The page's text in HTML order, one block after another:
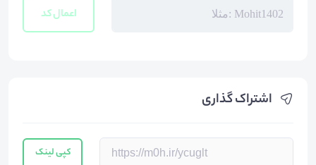
اشتراک گذاری
کپی لینک
اعمال کد